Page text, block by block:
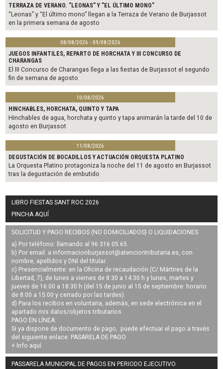
TERRAZA DE VERANO. "LEONAS" Y "EL ÚLTIMO MONO"
“Leonas” y “El último mono” llegan a la Terraza de Verano de Burjassot
en la primera semana de agosto
08/08/2026 - 09/08/2026
JUEGOS INFANTILES, REPARTO DE HORCHATA Y III CONCURSO DE
CHARANGAS
El III Concurso de Charangas llega a las fiestas de Burjassot el segundo
fin de semana de agosto
10/08/2026
HINCHABLES, HORCHATA, QUINTO Y TAPA
Hinchables de agua, horchata y quinto y tapa animarán la tarde del 10 de
agosto en Burjassot
11/08/2026
DEGUSTACIÓN DE BOCADILLOS Y ACTUACIÓN ORQUESTA PLATINO
La Orquesta Platino protagoniza la noche del 11 de agosto en Burjassot
tras la degustación de embutido
LIBRO FIESTAS SANT ROC 2026
PINCHA AQUÍ
SOLICITUD Y PAGO RECIBOS (NO DOMICILIADOS) O LIQUIDACIONES
a) Por teléfono: llamando al 96 316 05 65.
b) Por email: a informacionburjassot@atenciontributaria.es, con
nombre, apellidos y DNI del titular.
c) Presencialmente: en la Oficina de recaudación (C/ Mártires de la
Libertad, 7), de lunes a viernes de 8:30 a 14:30 h y lunes, martes y
jueves de 16:00 a 18:30 h (del 15 de junio al 15 de septiembre: horario
de 8:00 a 15:00 y cerrado por las tardes).
d) Para los recibos en voluntaria, además, en sede electrónica en el
apartado mis datos/objetos tributarios.
PAGO EN LÍNEA:
Si ya dispone de documento de pago, puede efectuar el pago a través
del siguiente enlace: PASARELA DE PAGO
+ Info aquí.
PASSARELA MUNICIPAL DE PAGOS EN PERIODO EJECUTIVO